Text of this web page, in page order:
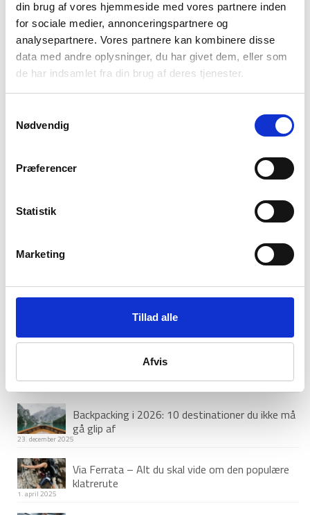
din brug af vores hjemmeside med vores partnere inden
for sociale medier, annonceringspartnere og
analysepartnere. Vores partnere kan kombinere disse
data med andre oplysninger, du har givet dem, eller som
de har indsamlet fra din brug af deres tjenester.
Nødvendig
Præferencer
Statistik
Marketing
Tillad alle
Afvis
995 kr Den
oprindelige
pris
var:
995 kr.
799krDen
aktuelle
pris
er:
799 kr.
Telt - Tipi - 4 personer
1.299 kr
Vandresandal dame - Keen Hyperport H2 - Grå
Tarp Combi
var:
er:
Guide til Grøn Koncert 2026: Alt du skal vide –
26. marts 2026
Backpacking i 2026: 10 destinationer du ikke må
gå glip af
23. december 2025
Via Ferrata – Alt du skal vide om den populære
klatrerute
1. april 2025